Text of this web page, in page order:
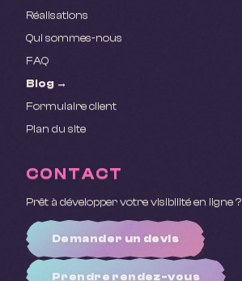
Réalisations
Qui sommes-nous
FAQ
Blog →
Formulaire client
Plan du site
CONTACT
Prêt à développer votre visibilité en ligne ?
Demander un devis
Prendre rendez-vous